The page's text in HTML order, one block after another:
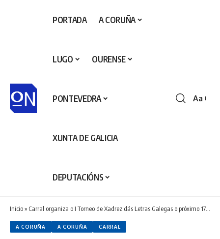
PORTADA A CORUÑA
LUGO OURENSE
PONTEVEDRA
XUNTA DE GALICIA
DEPUTACIÓNS
Aa
Inicio» Carral organiza o I Torneo de Xadrez dás Letras Galegas o próximo 17 de maio
A CORUÑA A CORUÑA CARRAL